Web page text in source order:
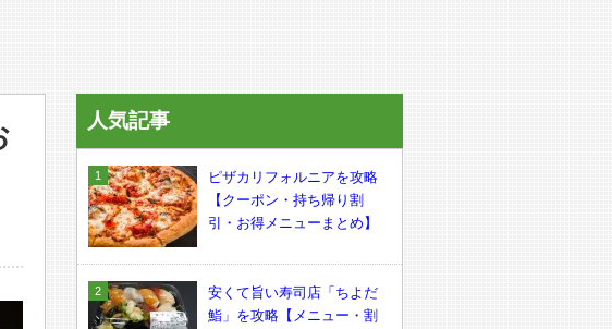
人気記事
ピザカリフォルニアを攻略
【クーポン・持ち帰り割
引・お得メニューまとめ】
安くて旨い寿司店「ちよだ
鮨」を攻略【メニュー・割